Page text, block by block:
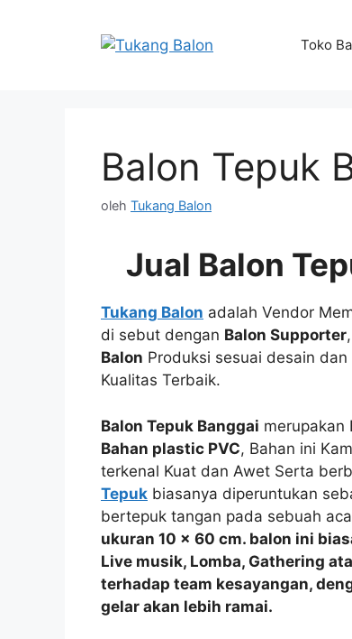
Toko
Balon Tepuk
oleh Tukang Balon
Jual Balon
Tukang Balon adalah Vendor
di sebut dengan Balon Supporter,
Balon Produksi sesuai desain
Kualitas Terbaik.
Balon Tepuk Banggai merupakan
Bahan plastic PVC, Bahan ini
terkenal Kuat dan Awet Serta
Tepuk biasanya diperuntukan
bertepuk tangan pada sebuah
ukuran 10 x 60 cm. balon ini
Live musik, Lomba, Gathering
terhadap team kesayangan,
gelar akan lebih ramai.